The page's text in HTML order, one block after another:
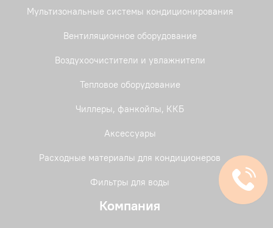
Мультизональные системы кондиционирования
Вентиляционное оборудование
Воздухоочистители и увлажнители
Тепловое оборудование
Чиллеры, фанкойлы, ККБ
Аксессуары
Расходные материалы для кондиционеров
Фильтры для воды
Компания